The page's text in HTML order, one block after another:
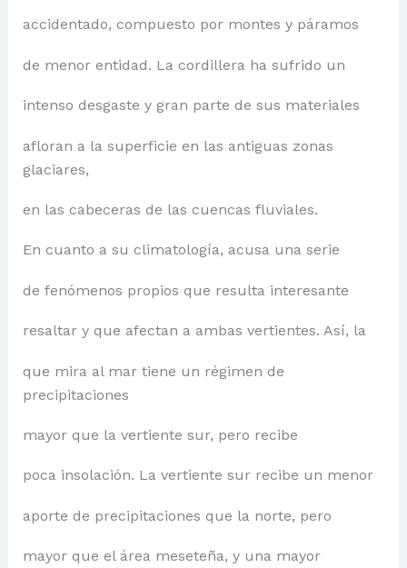
accidentado, compuesto por montes y páramos
de menor entidad. La cordillera ha sufrido un
intenso desgaste y gran parte de sus materiales
afloran a la superficie en las antiguas zonas
glaciares,
en las cabeceras de las cuencas fluviales.
En cuanto a su climatología, acusa una serie
de fenómenos propios que resulta interesante
resaltar y que afectan a ambas vertientes. Así, la
que mira al mar tiene un régimen de
precipitaciones
mayor que la vertiente sur, pero recibe
poca insolación. La vertiente sur recibe un menor
aporte de precipitaciones que la norte, pero
mayor que el área meseteña, y una mayor